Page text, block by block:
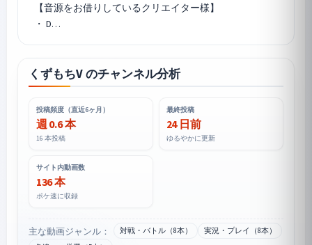
【音源をお借りしているクリエイター様】
・ D…
くずもちV のチャンネル分析
投稿頻度（直近6ヶ月）
週 0.6 本
16 本投稿
最終投稿
24 日前
ゆるやかに更新
サイト内動画数
136 本
ポケ速に収録
主な動画ジャンル： 対戦・バトル（8本）
実況・プレイ（8本）